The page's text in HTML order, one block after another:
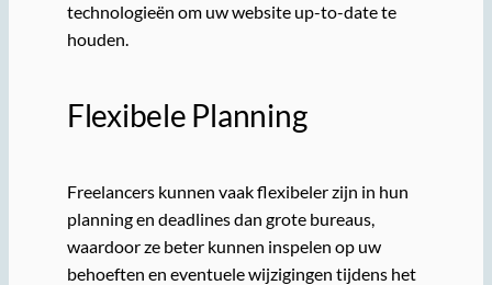
technologieën om uw website up-to-date te
houden.
Flexibele Planning
Freelancers kunnen vaak flexibeler zijn in hun
planning en deadlines dan grote bureaus,
waardoor ze beter kunnen inspelen op uw
behoeften en eventuele wijzigingen tijdens het